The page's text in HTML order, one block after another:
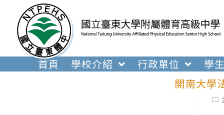
內
首頁 學校介紹 行政單位 學
開南大學